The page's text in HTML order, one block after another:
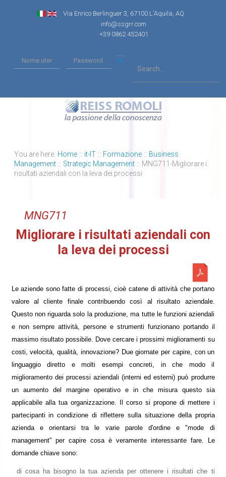
Via Enrico Berlinguer 3, 67100 L'Aquila, AQ
info@ssgrr.com
+39 0862 452401
You are here: Home :: it-IT :: Formazione :: Business
Management :: Strategic Management :: MNG711-Migliorare i
risultati aziendali con la leva dei processi
MNG711
Migliorare i risultati aziendali con
la leva dei processi
Le aziende sono fatte di processi, cioè catene di attività che portano
valore al cliente finale contribuendo così al risultato aziendale.
Questo non riguarda solo la produzione, ma tutte le funzioni aziendali
e non sempre attività, persone e strumenti funzionano portando il
massimo risultato possibile. Dove cercare i prossimi miglioramenti su
costi, velocità, qualità, innovazione? Due giornate per capire, con un
linguaggio diretto e molti esempi concreti, in che modo il
miglioramento dei processi aziendali (interni ed esterni) può produrre
un aumento del margine operativo e in che misura questo sia
applicabile alla tua organizzazione. Il corso si propone di mettere i
partecipanti in condizione di riflettere sulla situazione della propria
azienda e orientarsi tra le varie parole d'ordine e "mode di
management" per capire cosa è veramente interessante fare. Le
domande chiave sono:
di cosa ha bisogno la tua azienda per ottenere i risultati che ti